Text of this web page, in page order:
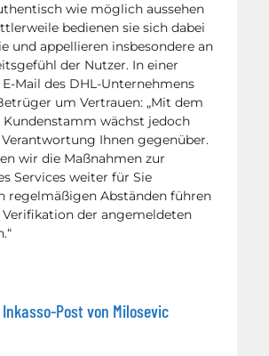
wie möglich aussehen
bedienen sie sich dabei
und appellieren insbesondere an
der Nutzer. In einer
Mail des DHL-Unternehmens
um Vertrauen: „Mit dem
Kundenstamm wächst jedoch
Ihnen gegenüber.
wir die Maßnahmen zur
Services weiter für Sie
regelmäßigen Abständen führen
der angemeldeten
Post von Milosevic